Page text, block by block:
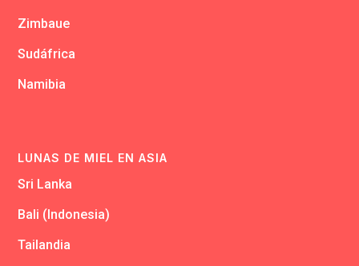
Zimbaue
Sudáfrica
Namibia
LUNAS DE MIEL EN ASIA
Sri Lanka
Bali (Indonesia)
Tailandia